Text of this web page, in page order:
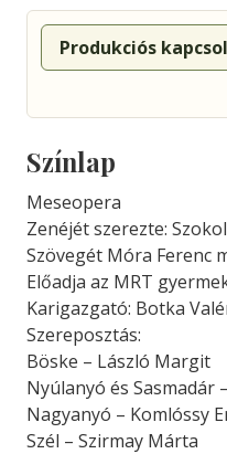
Produkciós
Színlap
Meseopera
Zenéjét szerezte:
Szövegét Móra Ferenc
Előadja az MRT
Karigazgató: Botka
Szereposztás:
Böske – László Margit
Nyúlanyó és Sasmadár
Nagyanyó – Komlóssy
Szél – Szirmay Márta